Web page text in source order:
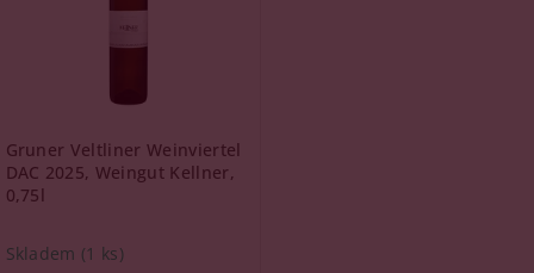
Gruner Veltliner Weinviertel
DAC 2025, Weingut Kellner,
0,75l
Skladem (1 ks)